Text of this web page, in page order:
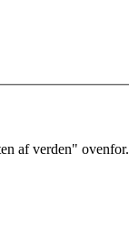
af verden" ovenfor.